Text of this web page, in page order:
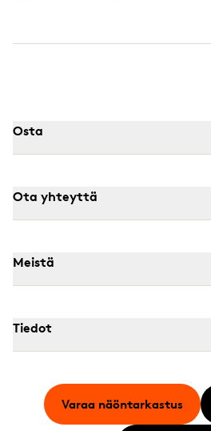
Osta
Ota yhteyttä
Meistä
Tiedot
Varaa näöntarkastus